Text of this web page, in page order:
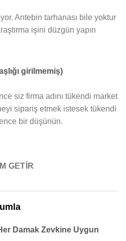
Antebin tarhanası bile yoktur
işini düzgün yapın
girilmemiş)
siz firma adını tükendi market
sipariş etmek istesek tükendi
bir düşünün.
GETIR
Damak Zevkine Uygun